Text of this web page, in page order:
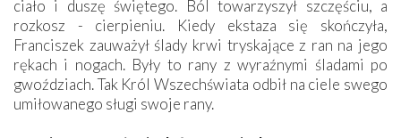
ciało i duszę świętego. Ból towarzyszył szczęściu, a
rozkosz - cierpieniu. Kiedy ekstaza się skończyła,
Franciszek zauważył ślady krwi tryskające z ran na jego
rękach i nogach. Były to rany z wyraźnymi śladami po
gwoździach. Tak Król Wszechświata odbił na ciele swego
umiłowanego sługi swoje rany.